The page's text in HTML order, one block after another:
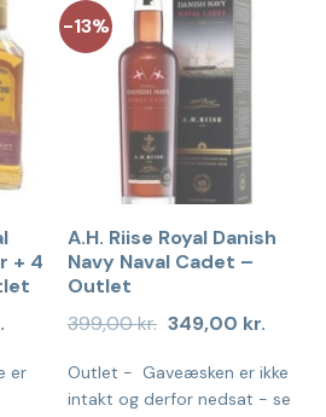
+ 4
Den
er:
489,00 kr..
er
-13%
A.H. Riise Royal Danish
Navy Naval Cadet –
Outlet
399,00kr. Den
oprindelige
var:
399,00 kr..
349,00 kr.Den
pris
er:
Outlet - Gaveæsken er ikke
intakt og derfor nedsat - se